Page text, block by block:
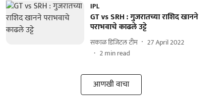
IPL
GT vs SRH : गुजरातच्या राशिद खानने
पराभवाचे काढले उट्टे
सकाळ डिजिटल टीम
27 April 2022
2min read
आणखी वाचा